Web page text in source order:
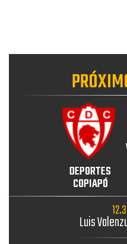
DEPORTES
COPIAPÓ
Luis